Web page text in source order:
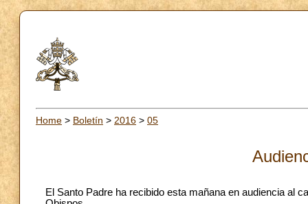
Home > Boletín > 2016 > 05
El Santo Padre ha recibido esta mañana en audiencia al